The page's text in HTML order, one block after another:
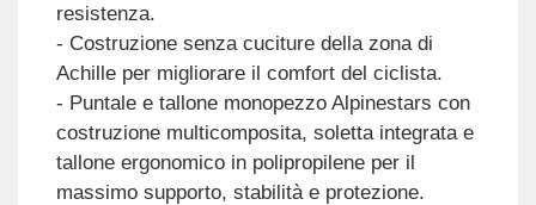
resistenza.
- Costruzione senza cuciture della zona di
Achille per migliorare il comfort del ciclista.
- Puntale e tallone monopezzo Alpinestars con
costruzione multicomposita, soletta integrata e
tallone ergonomico in polipropilene per il
massimo supporto, stabilità e protezione.